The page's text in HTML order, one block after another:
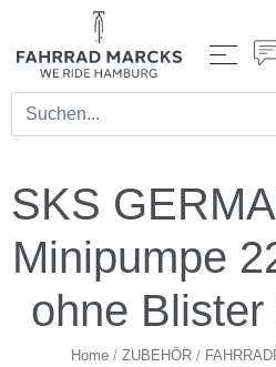
SKS
Minipumpe
ohne
Home / ZUBEHÖR /